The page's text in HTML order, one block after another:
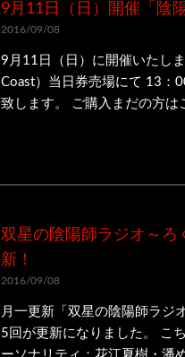
9月11日（日）開催「陰
2016/09/08
9月11日（日）に開催いたし
Coast）当日券売場にて 13：
致します。 ご購入まだの方は
双星の陰陽師ラジオ～
新！
2016/09/08
月一更新「双星の陰陽師ラジ
5回が更新になりました。 こ